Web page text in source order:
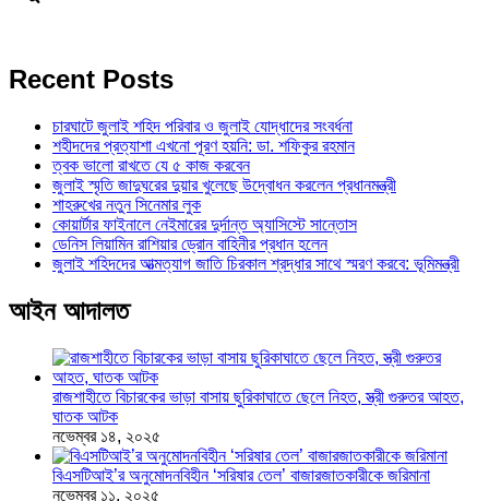
Recent Posts
চারঘাটে জুলাই শহিদ পরিবার ও জুলাই যোদ্ধাদের সংবর্ধনা
শহীদদের প্রত্যাশা এখনো পূরণ হয়নি: ডা. শফিকুর রহমান
ত্বক ভালো রাখতে যে ৫ কাজ করবেন
জুলাই স্মৃতি জাদুঘরের দুয়ার খুলেছে উদ্বোধন করলেন প্রধানমন্ত্রী
শাহরুখের নতুন সিনেমার লুক
কোয়ার্টার ফাইনালে নেইমারের দুর্দান্ত অ্যাসিস্টে সান্তোস
ডেনিস লিয়ামিন রাশিয়ার ড্রোন বাহিনীর প্রধান হলেন
জুলাই শহিদদের আত্মত্যাগ জাতি চিরকাল শ্রদ্ধার সাথে স্মরণ করবে: ভূমিমন্ত্রী
আইন আদালত
রাজশাহীতে বিচারকের ভাড়া বাসায় ছুরিকাঘাতে ছেলে নিহত, স্ত্রী গুরুতর আহত,
ঘাতক আটক
নভেম্বর ১৪, ২০২৫
বিএসটিআই’র অনুমোদনবিহীন ‘সরিষার তেল’ বাজারজাতকারীকে জরিমানা
নভেম্বর ১১, ২০২৫